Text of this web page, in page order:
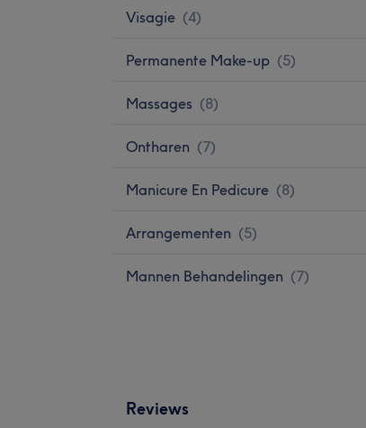
Visagie (4)
Permanente Make-up (5)
Massages (8)
Ontharen (7)
Manicure En Pedicure (8)
Arrangementen (5)
Mannen Behandelingen (7)
Reviews